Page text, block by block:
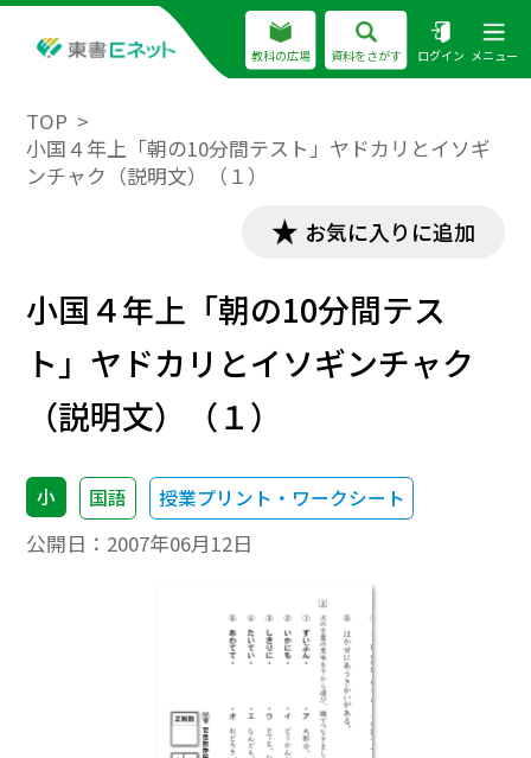
教科の広場 資料をさがす ログイン メニュー
TOP
小国４年上「朝の10分間テスト」ヤドカリとイソギ
ンチャク（説明文）（１）
お気に入りに追加
小国４年上「朝の10分間テス
ト」ヤドカリとイソギンチャク
（説明文）（１）
小 国語 授業プリント・ワークシート
公開日： 2007年06月12日